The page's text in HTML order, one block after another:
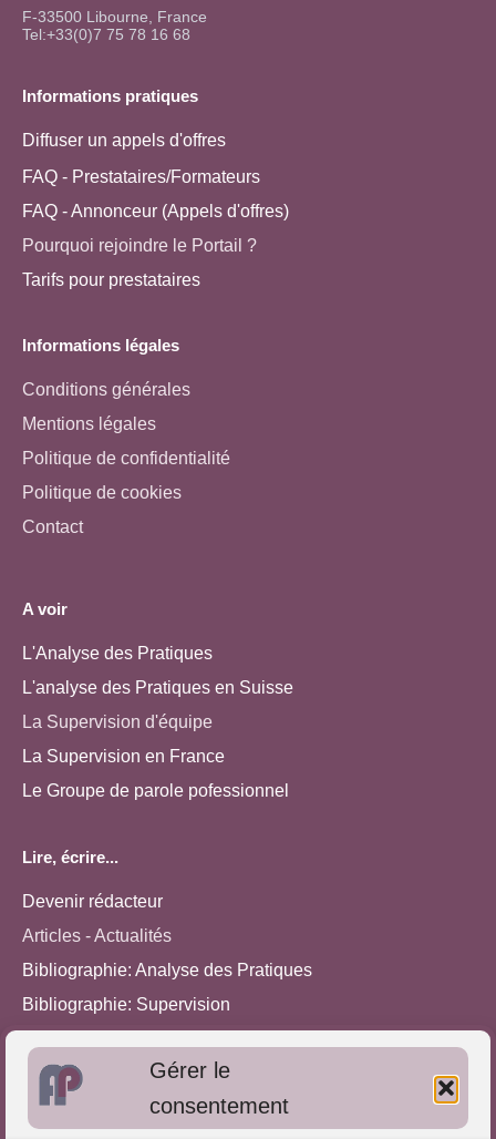
Gérer le
consentement
F-33500 Libourne, France
Tel:+33(0)7 75 78 16 68
Informations pratiques
Diffuser un appels d'offres
FAQ - Prestataires/Formateurs
FAQ - Annonceur (Appels d'offres)
Pourquoi rejoindre le Portail ?
Tarifs pour prestataires
Informations légales
Conditions générales
Mentions légales
Politique de confidentialité
Politique de cookies
Contact
A voir
L'Analyse des Pratiques
L'analyse des Pratiques en Suisse
La Supervision d'équipe
La Supervision en France
Le Groupe de parole pofessionnel
Lire, écrire...
Devenir rédacteur
Articles - Actualités
Bibliographie: Analyse des Pratiques
Bibliographie: Supervision
Approches de l'Analyse des pratiques